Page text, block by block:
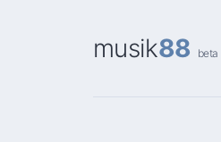
musik88 beta